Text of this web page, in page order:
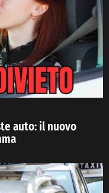
auto: il nuovo